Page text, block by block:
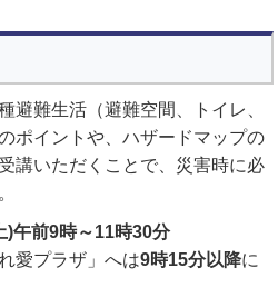
避難生活（避難空間、トイレ、
ポイントや、ハザードマップの
講いただくことで、災害時に必
)午前9時～11時30分
プラザ」へは9時15分以降に